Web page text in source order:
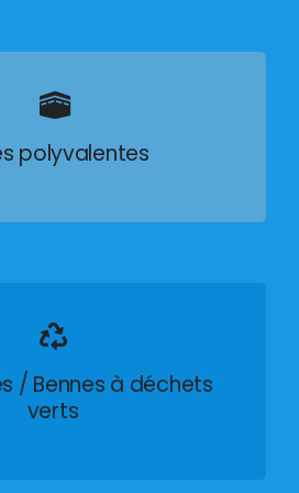
polyvalentes
/ Bennes à déchets
verts